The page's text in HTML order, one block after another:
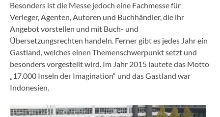
Besonders ist die Messe jedoch eine Fachmesse für
Verleger, Agenten, Autoren und Buchhändler, die ihr
Angebot vorstellen und mit Buch- und
Übersetzungsrechten handeln. Ferner gibt es jedes Jahr ein
Gastland, welches einen Themenschwerpunkt setzt und
besonders vorgestellt wird. Im Jahr 2015 lautete das Motto
„17.000 Inseln der Imagination“ und das Gastland war
Indonesien.